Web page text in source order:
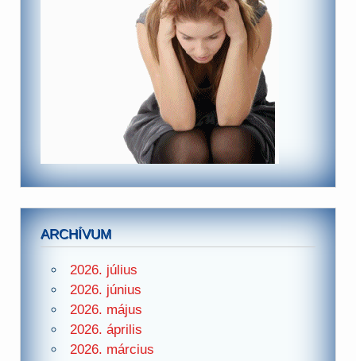
ARCHÍVUM
2026. július
2026. június
2026. május
2026. április
2026. március